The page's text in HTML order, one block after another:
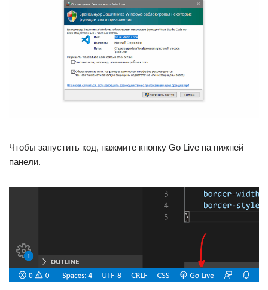
Чтобы запустить код, нажмите кнопку Go Live на нижней
панели.